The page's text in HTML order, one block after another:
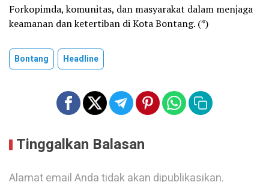
Forkopimda, komunitas, dan masyarakat dalam menjaga
keamanan dan ketertiban di Kota Bontang. (*)
Bontang Headline
Tinggalkan Balasan
Alamat email Anda tidak akan dipublikasikan.